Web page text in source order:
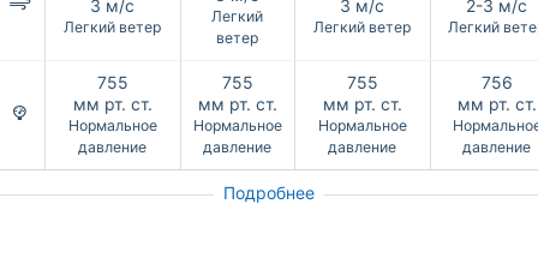
3 м/с
Легкий ветер
Легкий
ветер
3 м/с
Легкий ветер
2-3 м/с
Легкий
755
мм рт. ст.
Нормальное
давление
755
мм рт. ст.
Нормальное
давление
755
мм рт. ст.
Нормальное
давление
756
мм рт. ст.
давление
Подробнее